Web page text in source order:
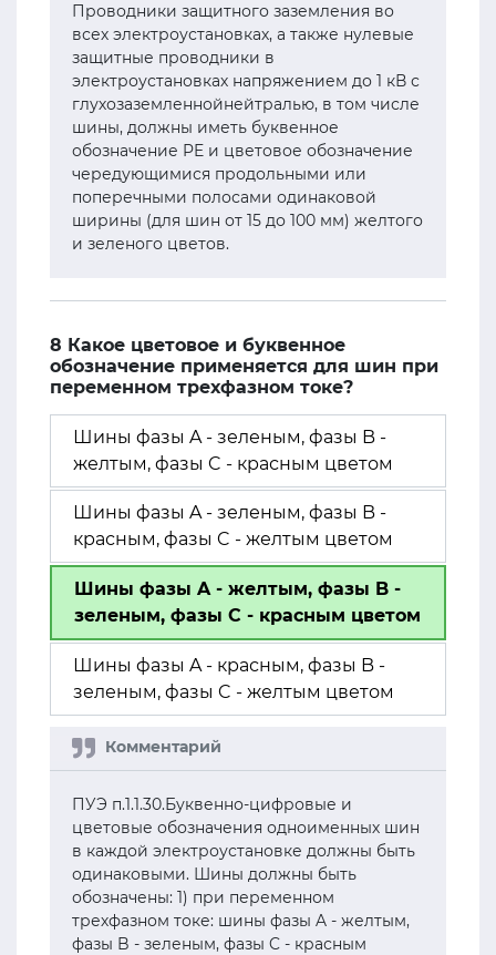
Проводники защитного заземления во
всех электроустановках, а также нулевые
защитные проводники в
электроустановках напряжением до 1 кВ с
глухозаземленнойнейтралью, в том числе
шины, должны иметь буквенное
обозначение PE и цветовое обозначение
чередующимися продольными или
поперечными полосами одинаковой
ширины (для шин от 15 до 100 мм) желтого
и зеленого цветов.
8 Какое цветовое и буквенное
обозначение применяется для шин при
переменном трехфазном токе?
Шины фазы A - зеленым, фазы B -
желтым, фазы C - красным цветом
Шины фазы A - зеленым, фазы B -
красным, фазы C - желтым цветом
Шины фазы A - желтым, фазы B -
зеленым, фазы C - красным цветом
Шины фазы A - красным, фазы B -
зеленым, фазы C - желтым цветом
ПУЭ п.1.1.30.Буквенно-цифровые и
цветовые обозначения одноименных шин
в каждой электроустановке должны быть
одинаковыми. Шины должны быть
обозначены: 1) при переменном
трехфазном токе: шины фазы A - желтым,
фазы B - зеленым, фазы C - красным